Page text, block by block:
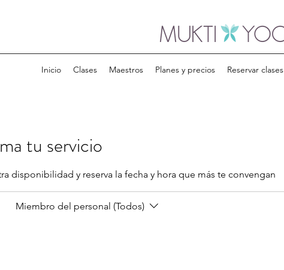
Inicio Clases Maestros Planes y precios Reservar clases
tu servicio
disponibilidad y reserva la fecha y hora que más te convengan
Miembro del personal (Todos)